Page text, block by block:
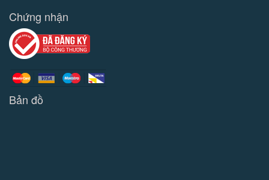
Chứng nhận
Bản đồ